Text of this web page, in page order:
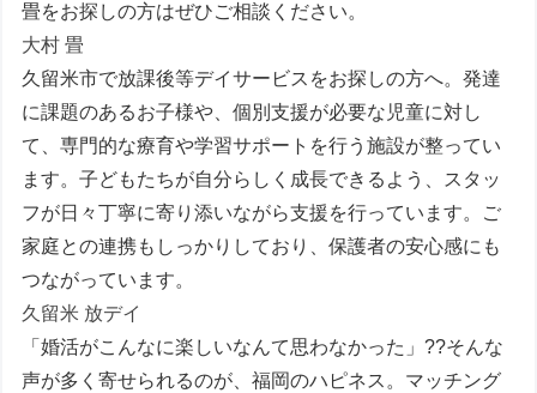
畳をお探しの方はぜひご相談ください。
大村 畳
久留米市で放課後等デイサービスをお探しの方へ。発達
に課題のあるお子様や、個別支援が必要な児童に対し
て、専門的な療育や学習サポートを行う施設が整ってい
ます。子どもたちが自分らしく成長できるよう、スタッ
フが日々丁寧に寄り添いながら支援を行っています。ご
家庭との連携もしっかりしており、保護者の安心感にも
つながっています。
久留米 放デイ
「婚活がこんなに楽しいなんて思わなかった」??そんな
声が多く寄せられるのが、福岡のハピネス。マッチング